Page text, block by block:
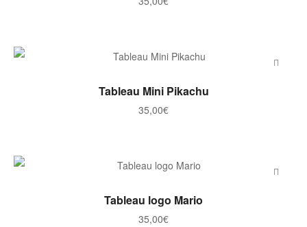
AJOUTER AU PANIER
Tableau Mini Pikachu
35,00€
AJOUTER AU PANIER
Tableau logo Mario
35,00€